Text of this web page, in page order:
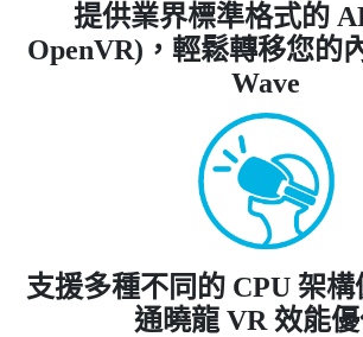
提供業界標準格式的
OpenVR)，輕鬆轉移您的
Wave
支援多種不同的 CPU 架
通曉龍 VR 效能